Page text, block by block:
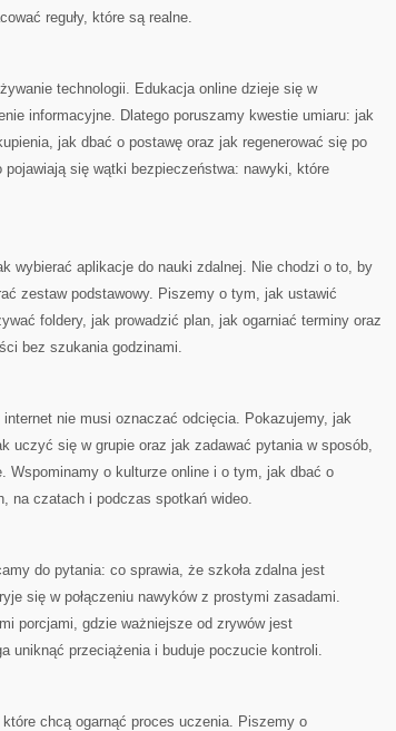
reguły, które są realne.
technologii. Edukacja online dzieje się w
informacyjne. Dlatego poruszamy kwestie umiaru: jak
jak dbać o postawę oraz jak regenerować się po
się wątki bezpieczeństwa: nawyki, które
wybierać aplikacje do nauki zdalnej. Nie chodzi o to, by
zestaw podstawowy. Piszemy o tym, jak ustawić
foldery, jak prowadzić plan, jak ogarniać terminy oraz
bez szukania godzinami.
internet nie musi oznaczać odcięcia. Pokazujemy, jak
uczyć się w grupie oraz jak zadawać pytania w sposób,
Wspominamy o kulturze online i o tym, jak dbać o
na czatach i podczas spotkań wideo.
do pytania: co sprawia, że szkoła zdalna jest
się w połączeniu nawyków z prostymi zasadami.
porcjami, gdzie ważniejsze od zrywów jest
uniknąć przeciążenia i buduje poczucie kontroli.
chcą ogarnąć proces uczenia. Piszemy o